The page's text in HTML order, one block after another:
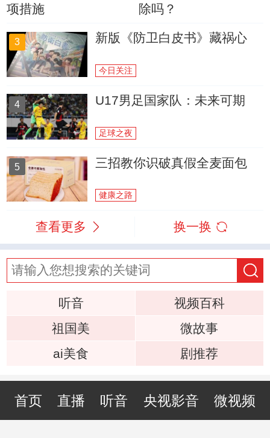
项措施
除吗？
3 新版《防卫白皮书》藏祸心
今日关注
4 U17男足国家队：未来可期
足球之夜
5 三招教你识破真假全麦面包
健康之路
查看更多 换一换
听音
视频百科
祖国美
微故事
ai美食
剧推荐
首页 直播 听音 央视影音 微视频